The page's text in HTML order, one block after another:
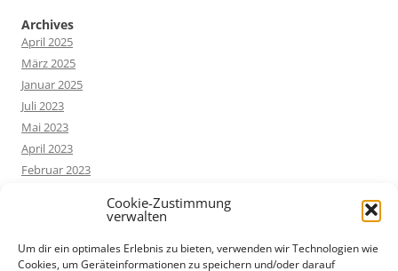
Cookie-Zustimmung
verwalten
Um dir ein optimales Erlebnis zu bieten, verwenden wir Technologien wie
Cookies, um Geräteinformationen zu speichern und/oder darauf
Archives
April 2025
März 2025
Januar 2025
Juli 2023
Mai 2023
April 2023
Februar 2023